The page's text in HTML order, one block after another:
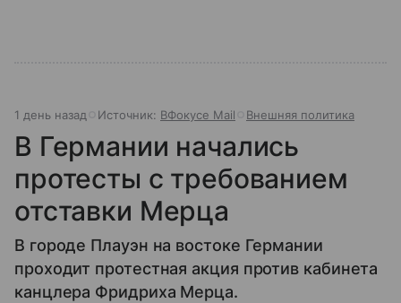
1 день назад Источник: ВФокусе Mail Внешняя политика
В Германии начались
протесты с требованием
отставки Мерца
В городе Плауэн на востоке Германии
проходит протестная акция против кабинета
канцлера Фридриха Мерца.